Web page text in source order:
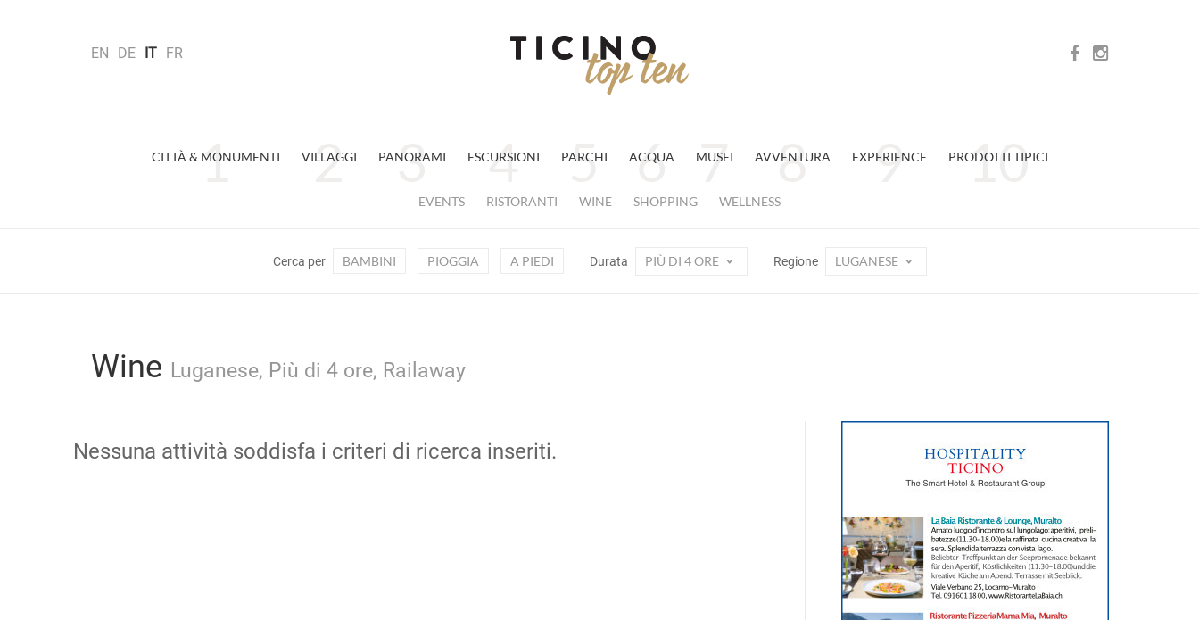
EN DE IT FR
CITTÀ & MONUMENTI VILLAGGI PANORAMI ESCURSIONI PARCHI ACQUA MUSEI AVVENTURA EXPERIENCE PRODOTTI TIPICI
EVENTS RISTORANTI WINE SHOPPING WELLNESS
Cerca per BAMBINI PIOGGIA A PIEDI Durata PIÙ DI 4 ORE Regione LUGANESE
Wine Luganese, Più di 4 ore, Railaway
Nessuna attività soddisfa i criteri di ricerca inseriti.